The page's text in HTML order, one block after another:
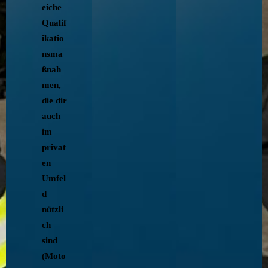
eiche
Qualif
ikatio
nsma
ßnah
men,
die dir
auch
im
privat
en
Umfel
d
nützli
ch
sind
(Moto